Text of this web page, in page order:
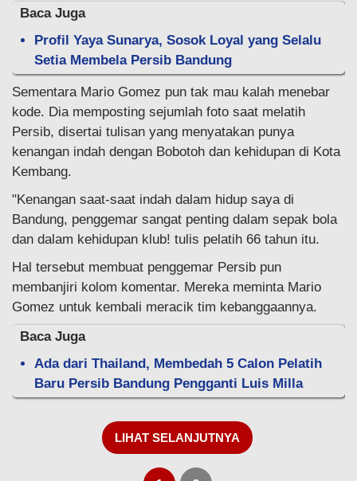
Baca Juga
Profil Yaya Sunarya, Sosok Loyal yang Selalu
Setia Membela Persib Bandung
Sementara Mario Gomez pun tak mau kalah menebar
kode. Dia memposting sejumlah foto saat melatih
Persib, disertai tulisan yang menyatakan punya
kenangan indah dengan Bobotoh dan kehidupan di Kota
Kembang.
"Kenangan saat-saat indah dalam hidup saya di
Bandung, penggemar sangat penting dalam sepak bola
dan dalam kehidupan klub! tulis pelatih 66 tahun itu.
Hal tersebut membuat penggemar Persib pun
membanjiri kolom komentar. Mereka meminta Mario
Gomez untuk kembali meracik tim kebanggaannya.
Baca Juga
Ada dari Thailand, Membedah 5 Calon Pelatih
Baru Persib Bandung Pengganti Luis Milla
LIHAT SELANJUTNYA